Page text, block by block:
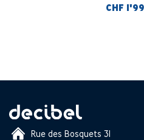
CHF
Rue des Bosquets 31